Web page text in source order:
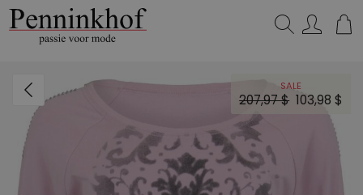
SALE
207,97 $ 103,98 $